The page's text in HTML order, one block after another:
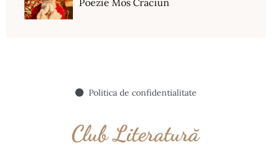
Politica de confidentialitate